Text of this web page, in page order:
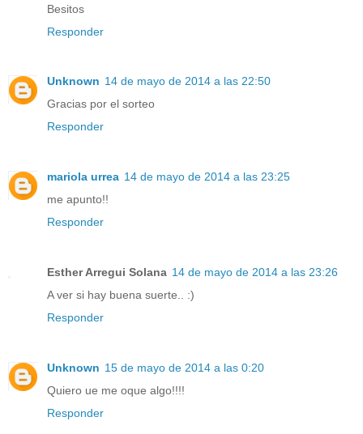
Besitos
Responder
Unknown 14 de mayo de 2014 a las 22:50
Gracias por el sorteo
Responder
mariola urrea 14 de mayo de 2014 a las 23:25
me apunto!!
Responder
Esther Arregui Solana 14 de mayo de 2014 a las 23:26
A ver si hay buena suerte.. :)
Responder
Unknown 15 de mayo de 2014 a las 0:20
Quiero ue me oque algo!!!!
Responder